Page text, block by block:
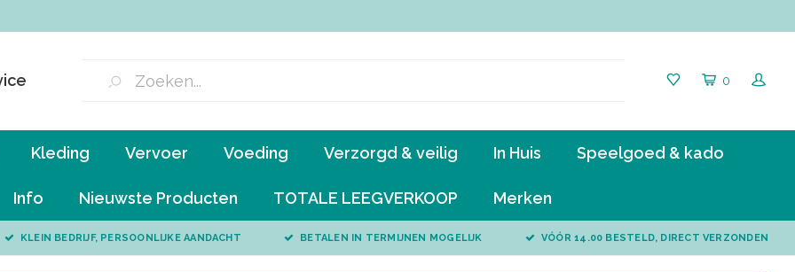
0
Kleding Vervoer Voeding Verzorgd & veilig In Huis Speelgoed & kado
Info Nieuwste Producten TOTALE LEEGVERKOOP Merken
KLEIN BEDRIJF, PERSOONLIJKE AANDACHT BETALEN IN TERMIJNEN MOGELIJK VÓÓR 14.00 BESTELD, DIRECT VERZONDEN